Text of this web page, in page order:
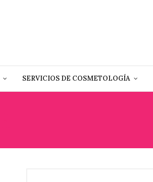
SERVICIOS DE COSMETOLOGÍA